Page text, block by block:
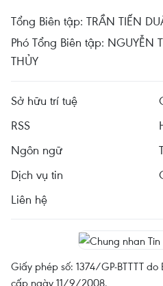
Tổng Biên tập: TRẦN TIẾN
Phó Tổng Biên tập: NGUYỄN
THỦY
Sở hữu trí tuệ
RSS
Ngôn ngữ
Dịch vụ tin
Liên hệ
Giấy phép số: 1374/GP-BTTTT
cấp ngày 11/9/2008.